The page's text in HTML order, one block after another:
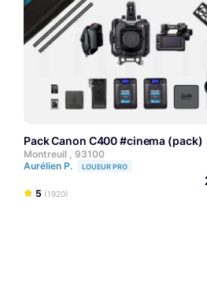
Pack Canon C400 #cinema (pack)
Montreuil , 93100
Aurélien P.
LOUEUR PRO
5 (1920)